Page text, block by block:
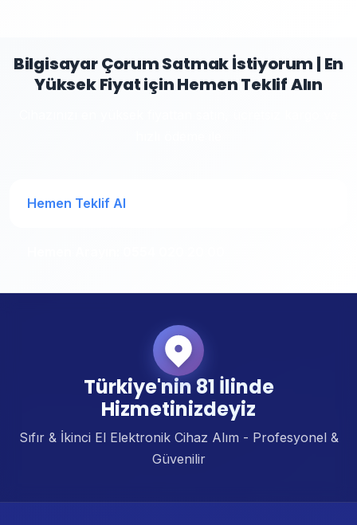
Bilgisayar Çorum Satmak İstiyorum | En
Yüksek Fiyat için Hemen Teklif Alın
Hemen Teklif Al
Türkiye'nin 81 İlinde
Hizmetinizdeyiz
Sıfır & İkinci El Elektronik Cihaz Alım - Profesyonel &
Güvenilir